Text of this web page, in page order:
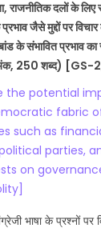
राजनीतिक दलों के
प्रभाव जैसे मुद्दों पर
के संभावित प्रभाव
250 शब्द) [GS-2,
the potential
fabric
such as
parties,
on
भाषा के प्रश्नों